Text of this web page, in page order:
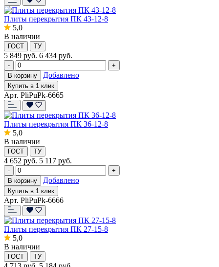
Плиты перекрытия ПК 43-12-8
5,0
В наличии
ГОСТ ТУ
5 849 руб. 6 434 руб.
-
+
В корзину
Добавлено
Купить в 1 клик
Арт. PliPuPk-6665
Плиты перекрытия ПК 36-12-8
5,0
В наличии
ГОСТ ТУ
4 652 руб. 5 117 руб.
-
+
В корзину
Добавлено
Купить в 1 клик
Арт. PliPuPk-6666
Плиты перекрытия ПК 27-15-8
5,0
В наличии
ГОСТ ТУ